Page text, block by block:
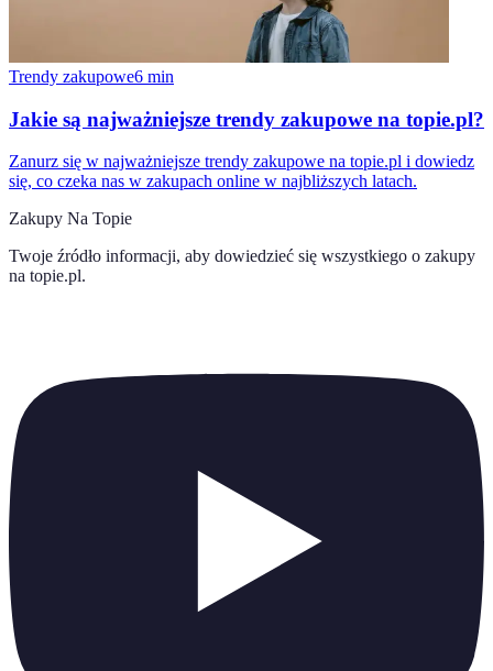
Trendy zakupowe6 min
Jakie są najważniejsze trendy zakupowe na topie.pl?
Zanurz się w najważniejsze trendy zakupowe na topie.pl i dowiedz
się, co czeka nas w zakupach online w najbliższych latach.
Zakupy Na Topie
Twoje źródło informacji, aby dowiedzieć się wszystkiego o zakupy
na topie.pl.